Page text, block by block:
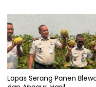
Lapas Serang Panen